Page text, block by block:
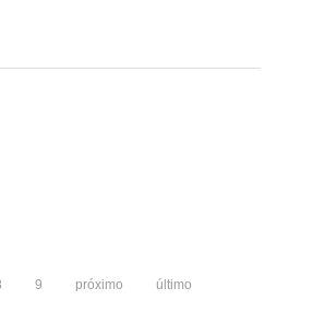
9 próximo último